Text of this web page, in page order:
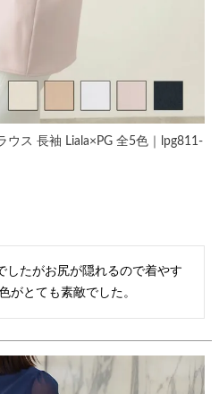
ウス 長袖 Liala×PG 全5色｜lpg811-
したがお尻が隠れるので着やす
がとても素敵でした。